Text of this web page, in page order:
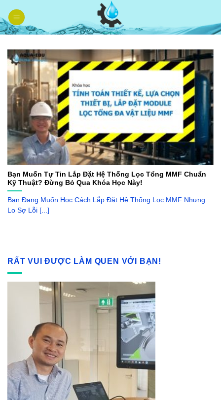
to
content
Bạn Muốn Tự Tin Lắp Đặt Hệ Thống Lọc Tổng MMF Chuẩn
Kỹ Thuật? Đừng Bỏ Qua Khóa Học Này!
Bạn Đang Muốn Học Cách Lắp Đặt Hệ Thống Lọc MMF Nhưng
Lo Sợ Lỗi [...]
RẤT VUI ĐƯỢC LÀM QUEN VỚI BẠN!